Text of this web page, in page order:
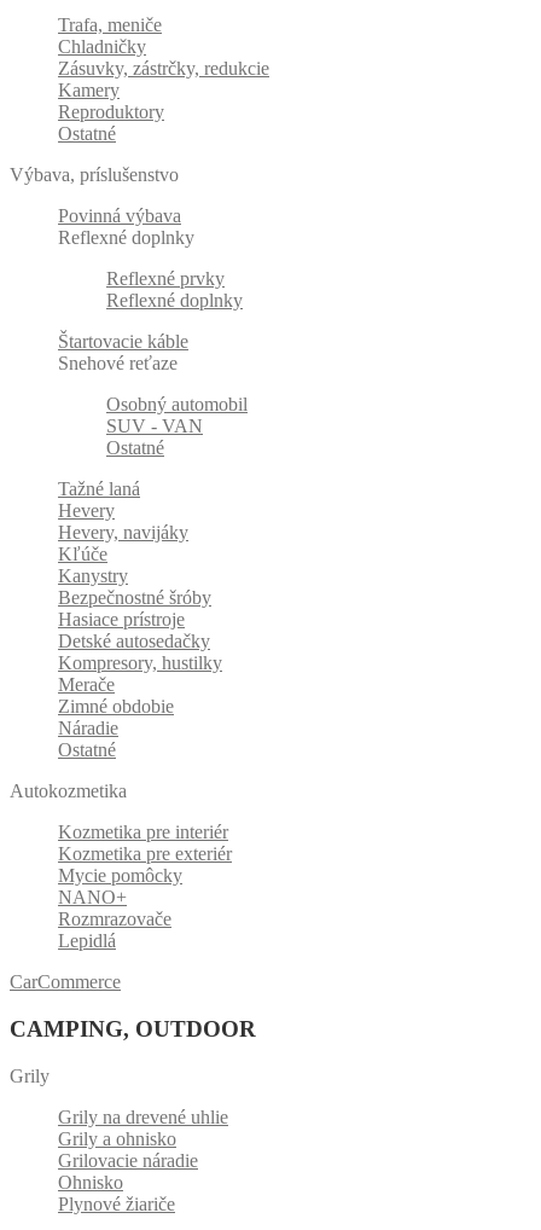
Trafa, meniče
Chladničky
Zásuvky, zástrčky, redukcie
Kamery
Reproduktory
Ostatné
Výbava, príslušenstvo
Povinná výbava
Reflexné doplnky
Reflexné prvky
Reflexné doplnky
Štartovacie káble
Snehové reťaze
Osobný automobil
SUV - VAN
Ostatné
Tažné laná
Hevery
Hevery, navijáky
Kľúče
Kanystry
Bezpečnostné šróby
Hasiace prístroje
Detské autosedačky
Kompresory, hustilky
Merače
Zimné obdobie
Náradie
Ostatné
Autokozmetika
Kozmetika pre interiér
Kozmetika pre exteriér
Mycie pomôcky
NANO+
Rozmrazovače
Lepidlá
CarCommerce
CAMPING, OUTDOOR
Grily
Grily na drevené uhlie
Grily a ohnisko
Grilovacie náradie
Ohnisko
Plynové žiariče